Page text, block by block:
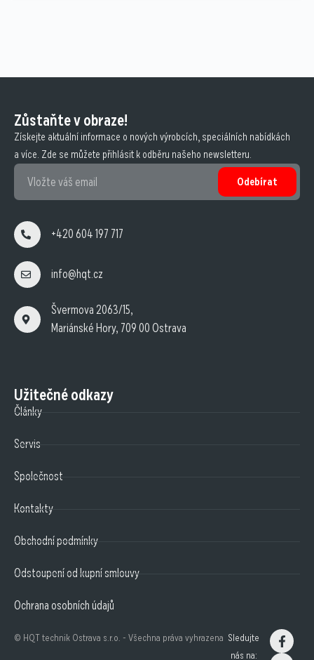
Zůstaňte v obraze!
Získejte aktuální informace o nových výrobcích, speciálních nabídkách
a více. Zde se můžete přihlásit k odběru našeho newsletteru.
Odebírat
+420 604 197 717
info@hqt.cz
Švermova 2063/15,
Mariánské Hory, 709 00 Ostrava
Užitečné odkazy
Články
Servis
Společnost
Kontakty
Obchodní podmínky
Odstoupení od kupní smlouvy
Ochrana osobních údajů
© HQT technik Ostrava s.r.o. - Všechna práva vyhrazena Sledujte
nás na: